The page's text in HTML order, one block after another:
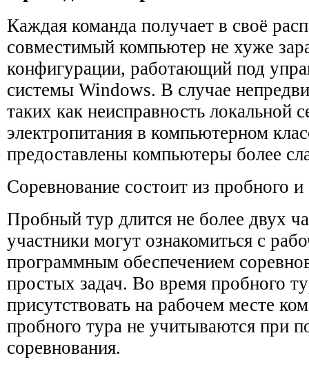
Каждая команда получает в своё
совместимый компьютер не хуже
конфигурации, работающий под
системы Windows. В случае
таких как неисправность локальной
электропитания в компьютерном
предоставлены компьютеры более
Соревнование состоит из пробного
Пробный тур длится не более двух
участники могут ознакомиться с
программным обеспечением
простых задач. Во время пробного
присутствовать на рабочем месте
пробного тура не учитываются при
соревнования.